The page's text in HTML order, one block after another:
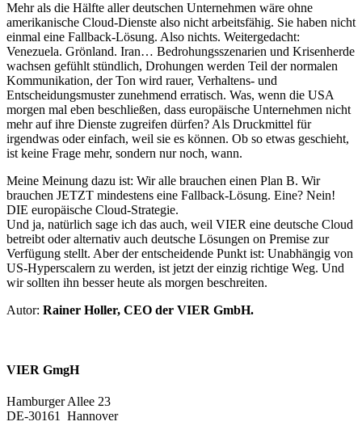
Mehr als die Hälfte aller deutschen Unternehmen wäre ohne
amerikanische Cloud-Dienste also nicht arbeitsfähig. Sie haben nicht
einmal eine Fallback-Lösung. Also nichts. Weitergedacht:
Venezuela. Grönland. Iran… Bedrohungsszenarien und Krisenherde
wachsen gefühlt stündlich, Drohungen werden Teil der normalen
Kommunikation, der Ton wird rauer, Verhaltens- und
Entscheidungsmuster zunehmend erratisch. Was, wenn die USA
morgen mal eben beschließen, dass europäische Unternehmen nicht
mehr auf ihre Dienste zugreifen dürfen? Als Druckmittel für
irgendwas oder einfach, weil sie es können. Ob so etwas geschieht,
ist keine Frage mehr, sondern nur noch, wann.
Meine Meinung dazu ist: Wir alle brauchen einen Plan B. Wir
brauchen JETZT mindestens eine Fallback-Lösung. Eine? Nein!
DIE europäische Cloud-Strategie.
Und ja, natürlich sage ich das auch, weil VIER eine deutsche Cloud
betreibt oder alternativ auch deutsche Lösungen on Premise zur
Verfügung stellt. Aber der entscheidende Punkt ist: Unabhängig von
US-Hyperscalern zu werden, ist jetzt der einzig richtige Weg. Und
wir sollten ihn besser heute als morgen beschreiten.
Autor: Rainer Holler, CEO der VIER GmbH.
VIER GmgH
Hamburger Allee 23
DE-30161
Hannover